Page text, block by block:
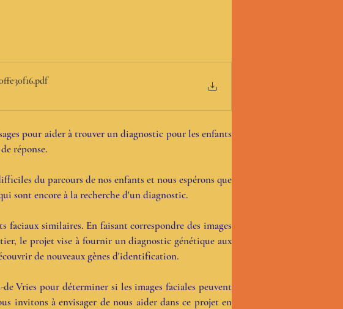
.pdf
pour aider à trouver un diagnostic pour les enfants
réponse.
du parcours de nos enfants et nous espérons que
sont encore à la recherche d'un diagnostic.
faciaux similaires. En faisant correspondre des images
le projet vise à fournir un diagnostic génétique aux
de nouveaux gènes d'identification.
Vries pour déterminer si les images faciales peuvent
invitons à envisager de nous aider dans ce projet en